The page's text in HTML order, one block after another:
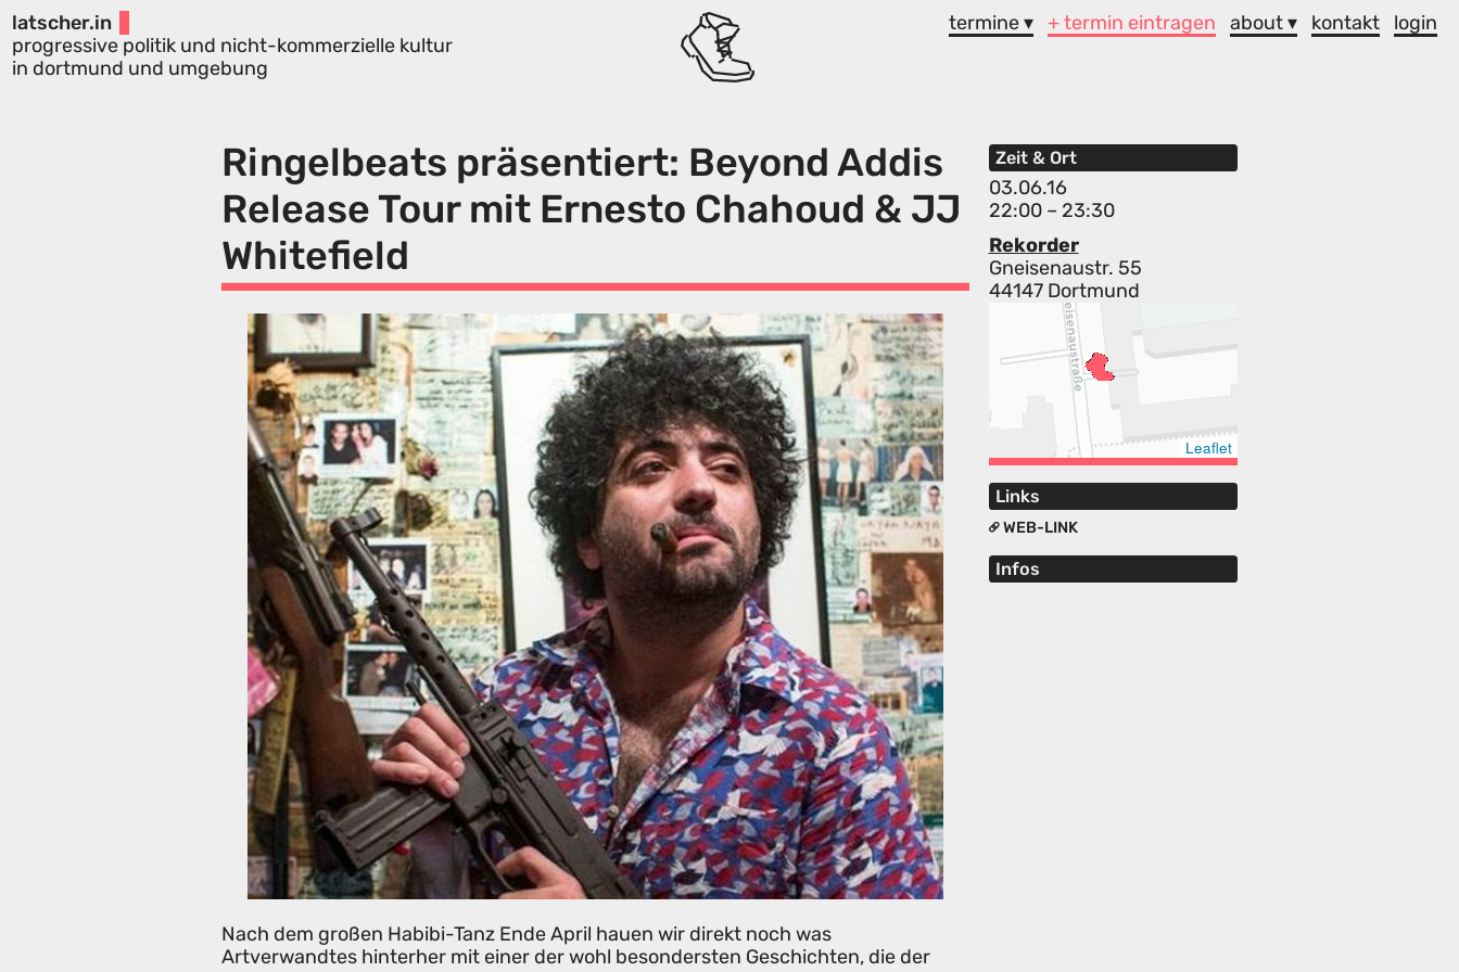
latscher.in
progressive politik und nicht-kommerzielle kultur
in dortmund und umgebung
termine ▾ + termin eintragen about ▾ kontakt login
Ringelbeats präsentiert: Beyond Addis
Release Tour mit Ernesto Chahoud & JJ
Whitefield
Zeit & Ort
03.06.16
22:00 – 23:30
Rekorder
Gneisenaustr. 55
44147 Dortmund
Leaflet
Links
WEB-LINK
Infos
Nach dem großen Habibi-Tanz Ende April hauen wir direkt noch was
Artverwandtes hinterher mit einer der wohl besondersten Geschichten, die der